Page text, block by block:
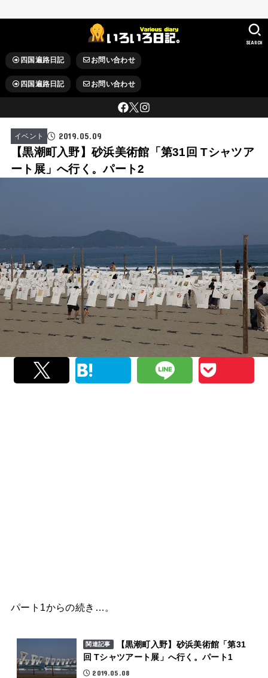
四国遍路日記 お問い合わせ
四国遍路日記 お問い合わせ
SEARCH
イベント 2019.05.09
【黒潮町入野】砂浜美術館「第31回 Tシャツア
ート展」へ行く。パート2
パート1からの続き…。
関連記事
【黒潮町入野】砂浜美術館「第31
回 Tシャツアート展」へ行く。パート1
2019.05.08